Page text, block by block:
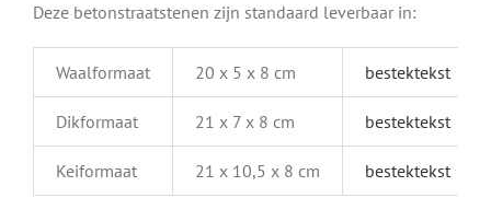
Deze betonstraatstenen zijn standaard leverbaar in:
Waalformaat 20 x 5 x 8 cm bestektekst
Dikformaat 21 x 7 x 8 cm bestektekst
Keiformaat 21 x 10,5 x 8 cm bestektekst